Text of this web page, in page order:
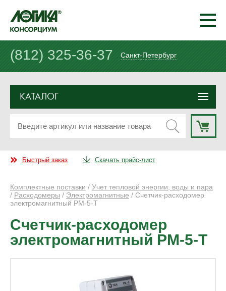
(812) 325-36-37 Санкт-Петербург
КАТАЛОГ
Быстрый заказ Скачать прайс-лист
Комплектные поставки / Учет тепловой энергии, воды и пара
/ Расходомеры / Электромагнитные / Счетчик-расходомер
электромагнитный РМ-5-Т
Счетчик-расходомер
электромагнитный РМ-5-Т